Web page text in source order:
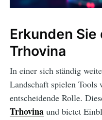
Erkunden
Trhovina
In einer sich ständig
Landschaft spielen Tools
entscheidende Rolle.
Trhovina und bietet